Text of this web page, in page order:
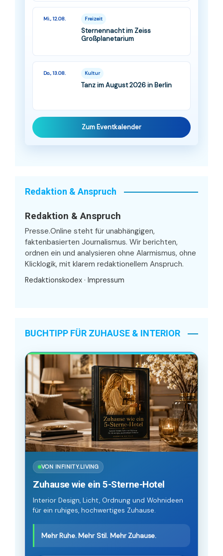
Mi., 12.08. Freizeit
Sternennacht im Zeiss
Großplanetarium
Do., 13.08. Kultur
Tanz im August 2026 in Berlin
Zum Eventkalender
Redaktion & Anspruch
Redaktion & Anspruch
Presse.Online steht für unabhängigen,
faktenbasierten Journalismus. Wir berichten,
ordnen ein und analysieren ohne Alarmismus, ohne
Klicklogik, mit klarem redaktionellem Anspruch.
Redaktionskodex · Impressum
BUCHTIPP FÜR ZUHAUSE & INTERIOR
VON INFINITY.LIVING
Zuhause wie ein 5-Sterne-Hotel
Interior Design, Licht, Ordnung und Wohnideen
für ein ruhiges, hochwertiges Zuhause.
Mehr Ruhe. Mehr Stil. Mehr Zuhause.